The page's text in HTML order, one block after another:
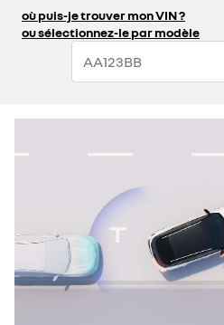
où puis-je trouver mon VIN ?
ou sélectionnez-le par modèle